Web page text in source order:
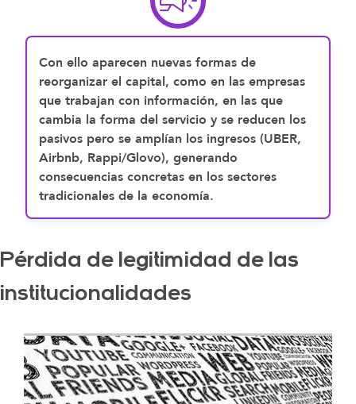
Con ello aparecen nuevas formas de
reorganizar el capital, como en las empresas
que trabajan con información, en las que
cambia la forma del servicio y se reducen los
pasivos pero se amplían los ingresos (UBER,
Airbnb, Rappi/Glovo), generando
consecuencias concretas en los sectores
tradicionales de la economía.
Pérdida de legitimidad de las
institucionalidades